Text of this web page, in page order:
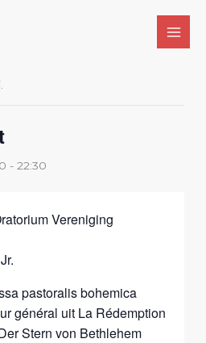
-22:30
Vereniging
pastoralis bohemica
général uit La Rédemption
Stern von Bethlehem